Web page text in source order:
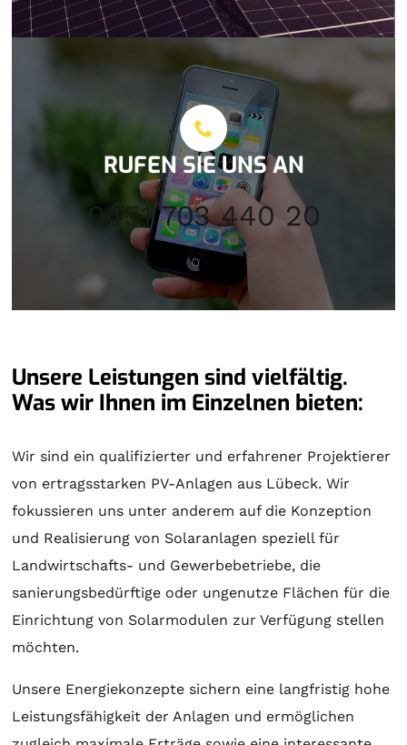
RUFEN SIE UNS AN
0451 703 440 20
Unsere Leistungen sind vielfältig.
Was wir Ihnen im Einzelnen bieten:
Wir sind ein qualifizierter und erfahrener Projektierer
von ertragsstarken PV-Anlagen aus Lübeck. Wir
fokussieren uns unter anderem auf die Konzeption
und Realisierung von Solaranlagen speziell für
Landwirtschafts- und Gewerbebetriebe, die
sanierungsbedürftige oder ungenutze Flächen für die
Einrichtung von Solarmodulen zur Verfügung stellen
möchten.
Unsere Energiekonzepte sichern eine langfristig hohe
Leistungsfähigkeit der Anlagen und ermöglichen